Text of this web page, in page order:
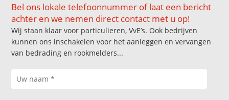
Bel ons lokale telefoonnummer of laat een bericht
achter en we nemen direct contact met u op!
Wij staan klaar voor particulieren, VvE’s. Ook bedrijven
kunnen ons inschakelen voor het aanleggen en vervangen
van bedrading en rookmelders...